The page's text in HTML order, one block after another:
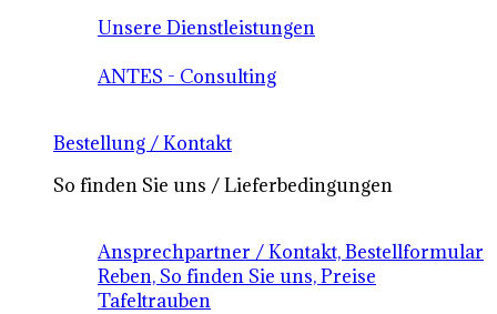
Unsere Dienstleistungen
ANTES - Consulting
Bestellung / Kontakt
So finden Sie uns / Lieferbedingungen
Ansprechpartner / Kontakt, Bestellformular
Reben, So finden Sie uns, Preise
Tafeltrauben